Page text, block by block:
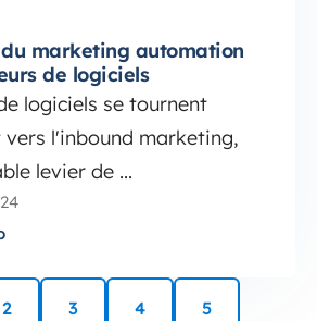
marketing automation
de logiciels
logiciels se tournent
vers l'inbound marketing,
levier de ...
2 3 4 5